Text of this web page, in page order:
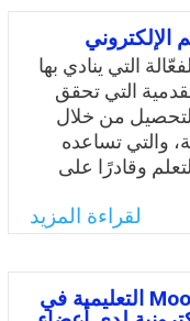
الإلكتروني
التي ينادي بها
التي تحقق
من خلال
والتي تساعده
وقادرًا على
يكون الطالب
فيها
السابقة التي
التعليمية
لقراءة المزيد
فاعلية استخدام منصة المودل ((Moodle التعليمية في